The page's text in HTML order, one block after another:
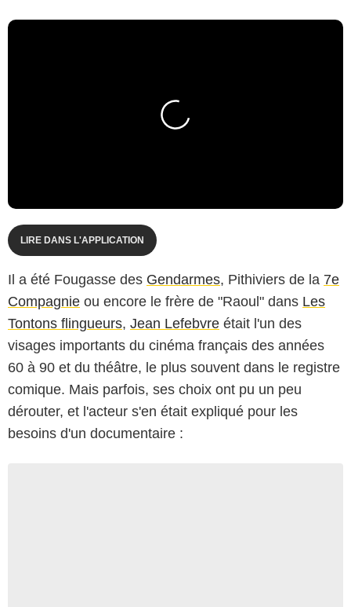
LIRE DANS L'APPLICATION
Il a été Fougasse des Gendarmes, Pithiviers de la 7e
Compagnie ou encore le frère de "Raoul" dans Les
Tontons flingueurs, Jean Lefebvre était l'un des
visages importants du cinéma français des années
60 à 90 et du théâtre, le plus souvent dans le registre
comique. Mais parfois, ses choix ont pu un peu
dérouter, et l'acteur s'en était expliqué pour les
besoins d'un documentaire :